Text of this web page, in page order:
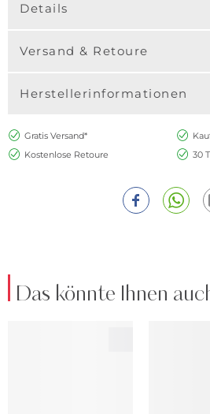
Details
Versand & Retoure
Herstellerinformationen
Gratis Versand*
Kostenlose Retoure
30
Das könnte Ihnen